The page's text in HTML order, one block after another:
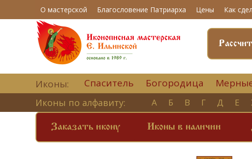
О мастерской Благословение Патриарха Цены Как
Иконы: Спаситель Богородица
Иконы по алфавиту: А Б В Г Д Е
Заказать икону Иконы в наличии